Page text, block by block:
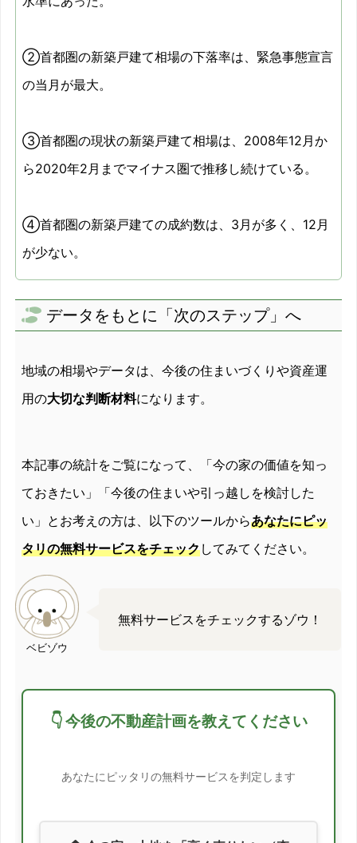
2011/11 -9%
2011/12
2012/02 -9.9%
2012/05 -7.9%
2012/06 -5.8%
2012/08 -9.8%
2012/10 -6.3%
2012/11 -6.1%
2012/12 -9.3%
2013/01
2013/02 -11.9%
2013/03
2013/04 -7.8%
2013/05 -6.6%
②首都圏の新築戸建て相場の下落率は、緊急事態宣言
の当月が最大。
③首都圏の現状の新築戸建て相場は、2008年12月か
ら2020年2月までマイナス圏で推移し続けている。
④首都圏の新築戸建ての成約数は、3月が多く、12月
が少ない。
データをもとに「次のステップ」へ
地域の相場やデータは、今後の住まいづくりや資産運
用の大切な判断材料になります。
本記事の統計をご覧になって、「今の家の価値を知っ
ておきたい」「今後の住まいや引っ越しを検討した
い」とお考えの方は、以下のツールからあなたにピッ
タリの無料サービスをチェックしてみてください。
ベビゾウ
無料サービスをチェックするゾウ！
👇 今後の不動産計画を教えてください
あなたにピッタリの無料サービスを判定します